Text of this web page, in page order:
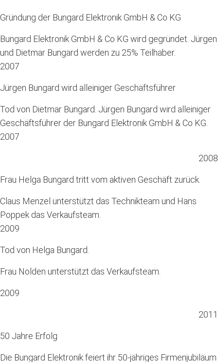
Gründung der Bungard Elektronik GmbH & Co KG
Bungard Elektronik GmbH & Co KG wird gegründet. Jürgen
und Dietmar Bungard werden zu 25% Teilhaber.
2007
Jürgen Bungard wird alleiniger Geschäftsführer
Tod von Dietmar Bungard. Jürgen Bungard wird alleiniger
Geschäftsführer der Bungard Elektronik GmbH & Co KG.
2007
2008
Frau Helga Bungard tritt vom aktiven Geschäft zurück.
Claus Menzel unterstützt das Technikteam und Hans
Poppek das Verkaufsteam.
2009
Tod von Helga Bungard.
Frau Nolden unterstützt das Verkaufsteam.
2009
2011
50 Jahre Erfolg
Die Bungard Elektronik feiert ihr 50-jähriges Firmenjubiläum